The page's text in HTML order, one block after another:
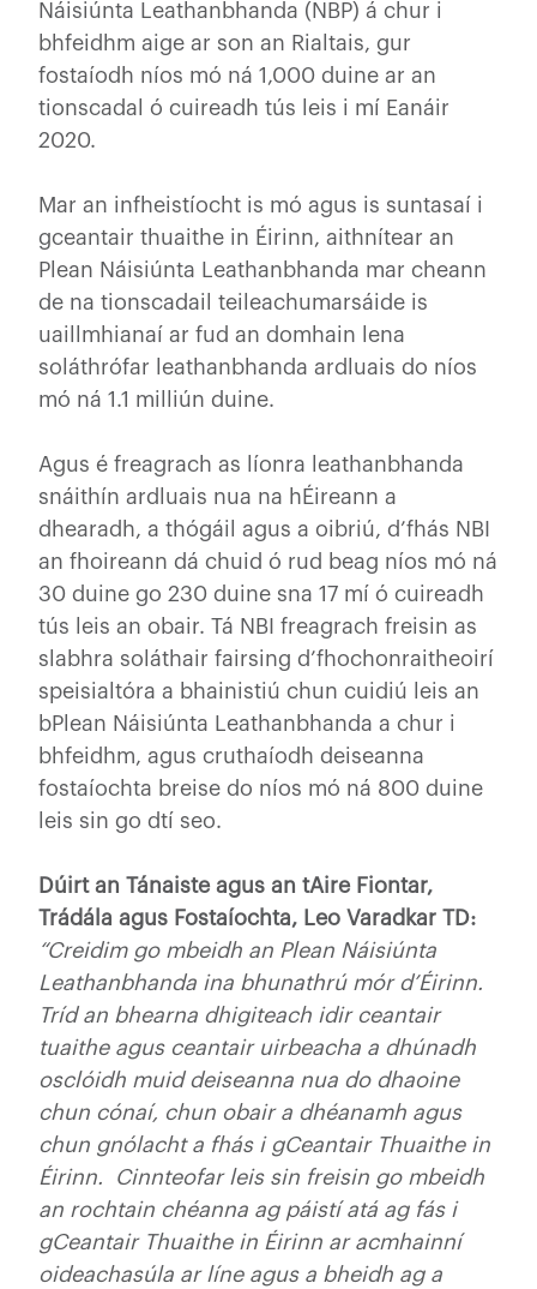
Náisiúnta Leathanbhanda (NBP) á chur i
bhfeidhm aige ar son an Rialtais, gur
fostaíodh níos mó ná 1,000 duine ar an
tionscadal ó cuireadh tús leis i mí Eanáir
2020.
Mar an infheistíocht is mó agus is suntasaí i
gceantair thuaithe in Éirinn, aithnítear an
Plean Náisiúnta Leathanbhanda mar cheann
de na tionscadail teileachumarsáide is
uaillmhianaí ar fud an domhain lena
soláthrófar leathanbhanda ardluais do níos
mó ná 1.1 milliún duine.
Agus é freagrach as líonra leathanbhanda
snáithín ardluais nua na hÉireann a
dhearadh, a thógáil agus a oibriú, d’fhás NBI
an fhoireann dá chuid ó rud beag níos mó ná
30 duine go 230 duine sna 17 mí ó cuireadh
tús leis an obair. Tá NBI freagrach freisin as
slabhra soláthair fairsing d’fhochonraitheoirí
speisialtóra a bhainistiú chun cuidiú leis an
bPlean Náisiúnta Leathanbhanda a chur i
bhfeidhm, agus cruthaíodh deiseanna
fostaíochta breise do níos mó ná 800 duine
leis sin go dtí seo.
Dúirt an Tánaiste agus an tAire Fiontar,
Trádála agus Fostaíochta, Leo Varadkar TD:
“Creidim go mbeidh an Plean Náisiúnta
Leathanbhanda ina bhunathrú mór d’Éirinn.
Tríd an bhearna dhigiteach idir ceantair
tuaithe agus ceantair uirbeacha a dhúnadh
osclóidh muid deiseanna nua do dhaoine
chun cónaí, chun obair a dhéanamh agus
chun gnólacht a fhás i gCeantair Thuaithe in
Éirinn. Cinnteofar leis sin freisin go mbeidh
an rochtain chéanna ag páistí atá ag fás i
gCeantair Thuaithe in Éirinn ar acmhainní
oideachasúla ar líne agus a bheidh ag a